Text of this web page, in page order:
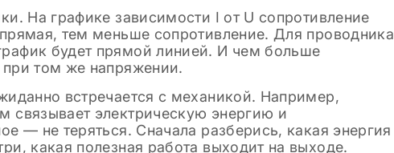
На графике зависимости I от U сопротивление
тем меньше сопротивление. Для проводника
будет прямой линией. И чем больше
том же напряжении.
встречается с механикой. Например,
связывает электрическую энергию и
— не теряться. Сначала разберись, какая энергия
какая полезная работа выходит на выходе.